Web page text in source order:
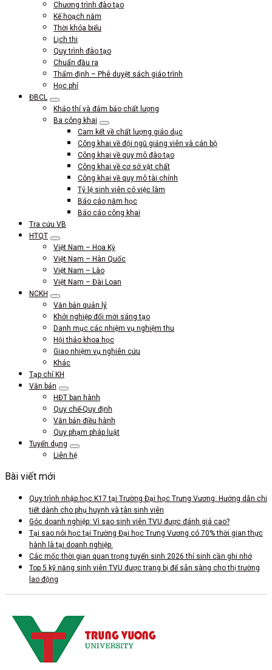
Chương trình đào tạo
Kế hoạch năm
Thời khóa biểu
Lịch thi
Quy trình đào tạo
Chuẩn đầu ra
Thẩm định – Phê duyệt sách giáo trình
Học phí
ĐBCL
Khảo thí và đảm bảo chất lượng
Ba công khai
Cam kết về chất lượng giáo dục
Công khai về đội ngũ giảng viên và cán bộ
Công khai về quy mô đào tạo
Công khai về cơ sở vật chất
Công khai về quy mô tài chính
Tỷ lệ sinh viên có việc làm
Báo cáo năm học
Báo cáo công khai
Tra cứu VB
HTQT
Việt Nam – Hoa Kỳ
Việt Nam – Hàn Quốc
Việt Nam – Lào
Việt Nam – Đài Loan
NCKH
Văn bản quản lý
Khởi nghiệp đổi mới sáng tạo
Danh mục các nhiệm vụ nghiệm thu
Hội thảo khoa học
Giao nhiệm vụ nghiên cứu
Khác
Tạp chí KH
Văn bản
HĐT ban hành
Quy chế-Quy định
Văn bản điều hành
Quy phạm pháp luật
Tuyển dụng
Liên hệ
Bài viết mới
Quy trình nhập học K17 tại Trường Đại học Trưng Vương: Hướng dẫn chi
tiết dành cho phụ huynh và tân sinh viên
Góc doanh nghiệp: Vì sao sinh viên TVU được đánh giá cao?
Tại sao nói học tại Trường Đại học Trưng Vương có 70% thời gian thực
hành là tại doanh nghiệp
Các mốc thời gian quan trọng tuyển sinh 2026 thí sinh cần ghi nhớ
Top 5 kỹ năng sinh viên TVU được trang bị để sẵn sàng cho thị trường
lao động